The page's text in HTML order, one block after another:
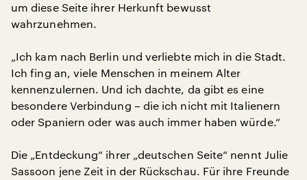
um diese Seite ihrer Herkunft bewusst
wahrzunehmen.
„Ich kam nach Berlin und verliebte mich in die Stadt.
Ich fing an, viele Menschen in meinem Alter
kennenzulernen. Und ich dachte, da gibt es eine
besondere Verbindung – die ich nicht mit Italienern
oder Spaniern oder was auch immer haben würde.“
Die „Entdeckung“ ihrer „deutschen Seite“ nennt Julie
Sassoon jene Zeit in der Rückschau. Für ihre Freunde